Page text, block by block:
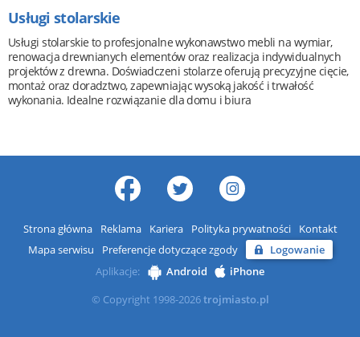
Usługi stolarskie
Usługi stolarskie to profesjonalne wykonawstwo mebli na wymiar,
renowacja drewnianych elementów oraz realizacja indywidualnych
projektów z drewna. Doświadczeni stolarze oferują precyzyjne cięcie,
montaż oraz doradztwo, zapewniając wysoką jakość i trwałość
wykonania. Idealne rozwiązanie dla domu i biura
Strona główna Reklama Kariera Polityka prywatności
Kontakt
Mapa serwisu
Preferencje dotyczące zgody
Logowanie
Aplikacje:
Android
iPhone
© Copyright 1998-2026trojmiasto.pl